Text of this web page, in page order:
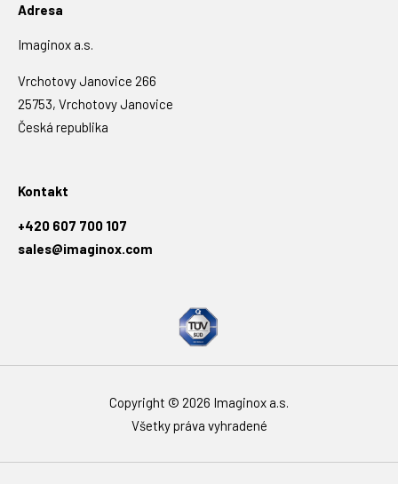
Adresa
Imaginox a.s.
Vrchotovy Janovice 266
25753, Vrchotovy Janovice
Česká republika
Kontakt
+420 607 700 107
sales@imaginox.com
Copyright © 2026 Imaginox a.s.
Všetky práva vyhradené